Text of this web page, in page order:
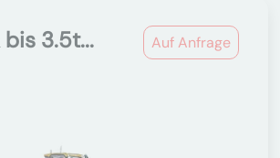
Auf Anfrage
3.5t...